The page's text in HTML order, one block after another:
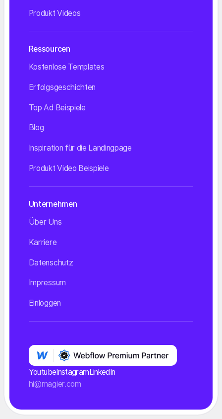
Produkt Videos
Ressourcen
Kostenlose Templates
Erfolgsgeschichten
Top Ad Beispiele
Blog
Inspiration für die Landingpage
Produkt Video Beispiele
Unternehmen
Über Uns
Karriere
Datenschutz
Impressum
Einloggen
Youtube Instagram LinkedIn
hi@magier.com